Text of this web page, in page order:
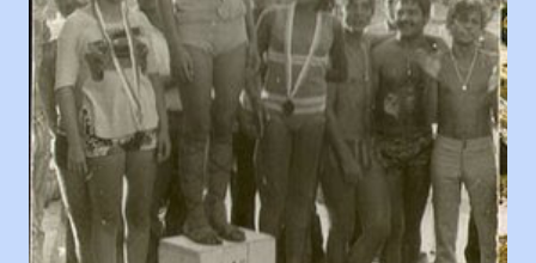
protesto eylemiyle açıkladıklarını bildiriyordu.. Bu grup
adına açıklama yapan şahsı muhterem(!) ''Açık ve net olarak
söylüyoruz. Bu son uyarımızdır. Bunun yanısıra, bu takımlara
ait tanıtıcı ilanların asılmasına izin veren Bursa Büyükşehir
Belediyesi ile mağazaların bulunduğu alışveriş merkezlerini
de kınıyoruz'' diye de eklemiş .. Blogumuzda okuduğum bu
yazının hemen ardından bu habe...